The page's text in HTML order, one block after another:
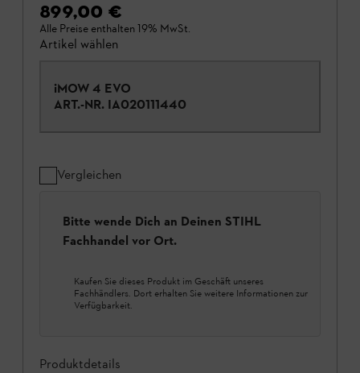
899,00 €
Alle Preise enthalten 19% MwSt.
Artikel wählen
iMOW 4 EVO
ART.-NR. IA020111440
Vergleichen
Bitte wende Dich an Deinen STIHL
Fachhandel vor Ort.
Kaufen Sie dieses Produkt im Geschäft unseres
Fachhändlers. Dort erhalten Sie weitere Informationen zur
Verfügbarkeit.
Produktdetails